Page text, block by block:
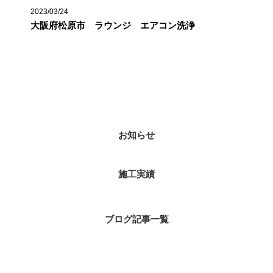
2023/03/24
大阪府松原市 ラウンジ エアコン洗浄
お知らせ
施工実績
ブログ記事一覧